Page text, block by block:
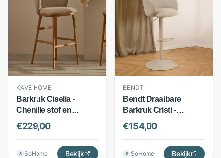
KAVE HOME
Barkruk Ciselia -
Chenille stof en
essenhout -
Comfortabele barkruk
met rugleuning - Beige
- Kave Home
€229,00
S SoHome Bekijk
BENDT
Bendt Draaibare
Barkruk Cristi -
Structuurstof & Staal -
Draaibaar met
Voetsteun - Beige -
Bendt
€154,00
S SoHome Bekijk